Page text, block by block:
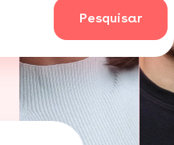
Pesquisar